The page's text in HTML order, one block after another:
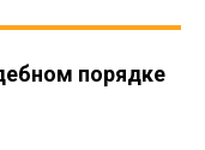
порядке